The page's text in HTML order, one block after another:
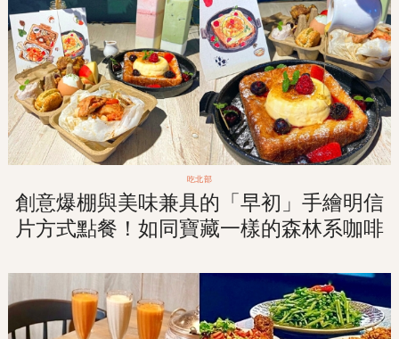
吃北部
創意爆棚與美味兼具的「早初」手繪明信
片方式點餐！如同寶藏一樣的森林系咖啡